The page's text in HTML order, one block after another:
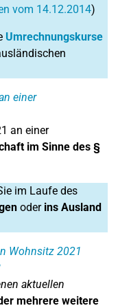
vom 14.12.2014)
Umrechnungskurse
einer
an einer
im Sinne des §
im Laufe des
oderins Ausland
Wohnsitz 2021
aktuellen
mehrere weitere